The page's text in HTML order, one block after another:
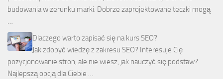
budowania wizerunku marki. Dobrze zaprojektowane teczki mogą
…
Dlaczego warto zapisać się na kurs SEO?
Jak zdobyć wiedzę z zakresu SEO? Interesuje Cię
pozycjonowanie stron, ale nie wiesz, jak nauczyć się podstaw?
Najlepszą opcją dla Ciebie …